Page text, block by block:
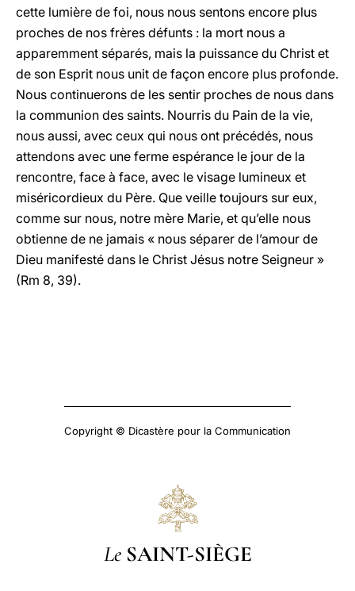
cette lumière de foi, nous nous sentons encore plus
proches de nos frères défunts : la mort nous a
apparemment séparés, mais la puissance du Christ et
de son Esprit nous unit de façon encore plus profonde.
Nous continuerons de les sentir proches de nous dans
la communion des saints. Nourris du Pain de la vie,
nous aussi, avec ceux qui nous ont précédés, nous
attendons avec une ferme espérance le jour de la
rencontre, face à face, avec le visage lumineux et
miséricordieux du Père. Que veille toujours sur eux,
comme sur nous, notre mère Marie, et qu’elle nous
obtienne de ne jamais « nous séparer de l’amour de
Dieu manifesté dans le Christ Jésus notre Seigneur »
(Rm 8, 39).
Copyright © Dicastère pour la Communication
Le SAINT-SIÈGE